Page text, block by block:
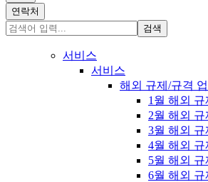
연락처
검색
서비스
서비스
해외 규제/규격
1월 해외
2월 해외
3월 해외
4월 해외
5월 해외
6월 해외